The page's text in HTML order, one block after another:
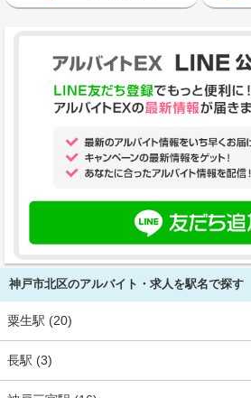
神戸市北区のアルバイト・求人を駅名で探す
粟生駅 (20)
長駅 (3)